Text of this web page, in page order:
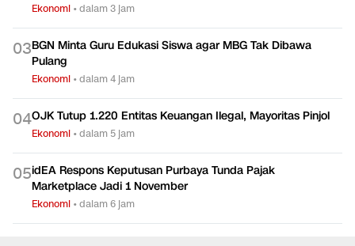
Ekonomi •dalam 3 jam
03BGN Minta Guru Edukasi Siswa agar MBG Tak Dibawa
Pulang
Ekonomi •dalam 4 jam
04OJK Tutup 1.220 Entitas Keuangan Ilegal, Mayoritas Pinjol
Ekonomi •dalam 5 jam
05idEA Respons Keputusan Purbaya Tunda Pajak
Marketplace Jadi 1 November
Ekonomi •dalam 6 jam